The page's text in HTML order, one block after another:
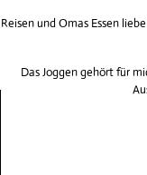
Reisen und Omas Essen
Das Joggen gehört für